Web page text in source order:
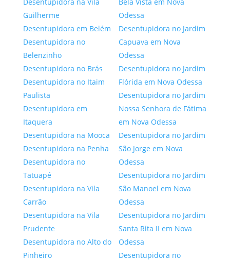
Desentupidora na Vila
Guilherme
Desentupidora em Belém
Desentupidora no
Belenzinho
Desentupidora no Brás
Desentupidora no Itaim
Paulista
Desentupidora em
Itaquera
Desentupidora na Mooca
Desentupidora na Penha
Desentupidora no
Tatuapé
Desentupidora na Vila
Carrão
Desentupidora na Vila
Prudente
Desentupidora no Alto do
Pinheiro
Bela Vista em Nova
Odessa
Desentupidora no Jardim
Capuava em Nova
Odessa
Desentupidora no Jardim
Flórida em Nova Odessa
Desentupidora no Jardim
Nossa Senhora de Fátima
em Nova Odessa
Desentupidora no Jardim
São Jorge em Nova
Odessa
Desentupidora no Jardim
São Manoel em Nova
Odessa
Desentupidora no Jardim
Santa Rita II em Nova
Odessa
Desentupidora no